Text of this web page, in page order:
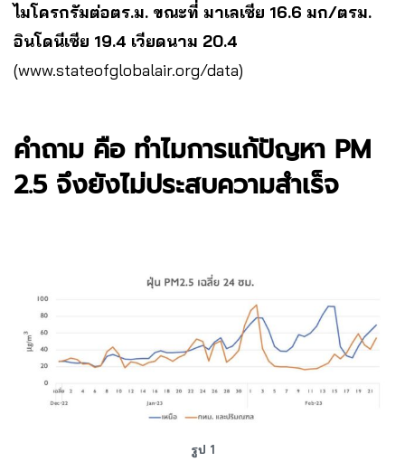
ไมโครกรัมต่อตร.ม. ขณะที่ มาเลเซีย 16.6 มก/ตรม.
อินโดนีเซีย 19.4 เวียดนาม 20.4
(www.stateofglobalair.org/data)
คำถาม คือ ทำไมการแก้ปัญหา PM
2.5 จึงยังไม่ประสบความสำเร็จ
รูป 1